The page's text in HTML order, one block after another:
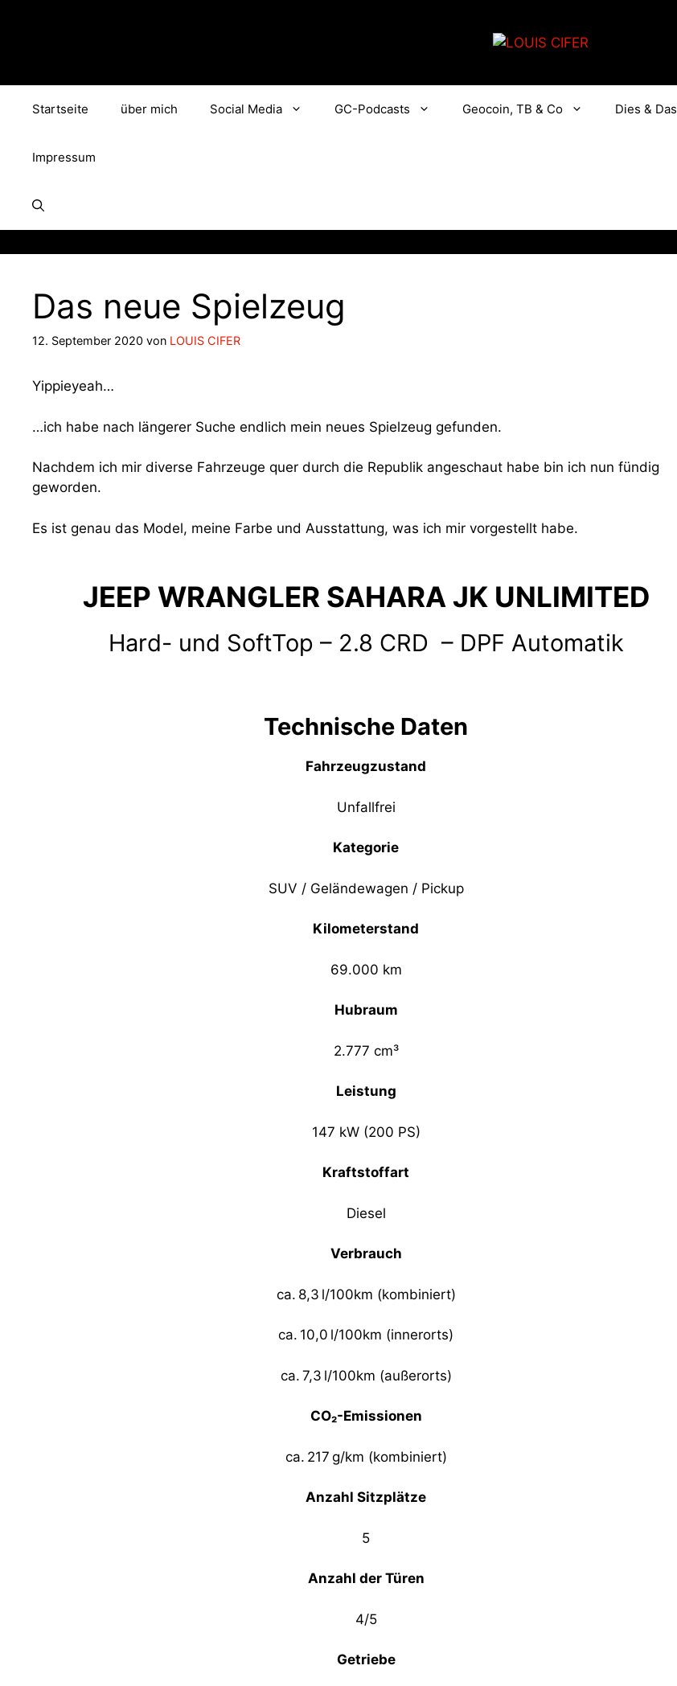
Startseite über mich Social Media GC-Podcasts Geocoin, TB & Co Dies & Das
Impressum
Das neue Spielzeug
12. September 2020 von LOUIS CIFER
Yippieyeah…
…ich habe nach längerer Suche endlich mein neues Spielzeug gefunden.
Nachdem ich mir diverse Fahrzeuge quer durch die Republik angeschaut habe bin ich nun fündig
geworden.
Es ist genau das Model, meine Farbe und Ausstattung, was ich mir vorgestellt habe.
JEEP WRANGLER SAHARA JK UNLIMITED
Hard- und SoftTop – 2.8 CRD – DPF Automatik
Technische Daten
Fahrzeugzustand
Unfallfrei
Kategorie
SUV / Geländewagen / Pickup
Kilometerstand
69.000 km
Hubraum
2.777 cm³
Leistung
147 kW (200 PS)
Kraftstoffart
Diesel
Verbrauch
ca. 8,3 l/100km (kombiniert)
ca. 10,0 l/100km (innerorts)
ca. 7,3 l/100km (außerorts)
CO₂-Emissionen
ca. 217 g/km (kombiniert)
Anzahl Sitzplätze
5
Anzahl der Türen
4/5
Getriebe